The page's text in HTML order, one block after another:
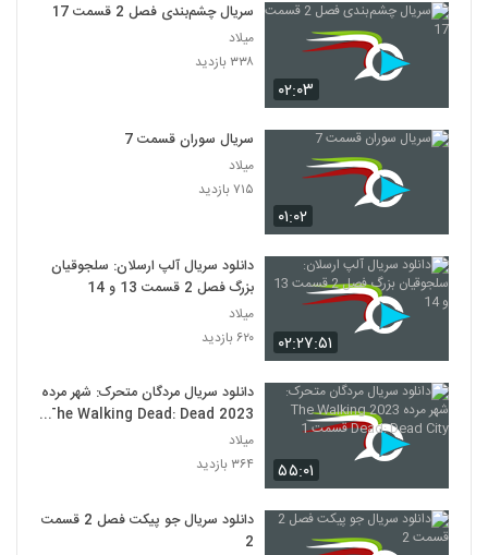
۰۲:۰۳
سریال چشم‌بندی فصل 2 قسمت 17
میلاد
۳۳۸ بازدید
۰۱:۰۲
سریال سوران قسمت 7
میلاد
۷۱۵ بازدید
۰۲:۲۷:۵۱
دانلود سریال آلپ ارسلان: سلجوقیان
بزرگ فصل 2 قسمت 13 و 14
میلاد
۶۲۰ بازدید
۵۵:۰۱
دانلود سریال مردگان متحرک: شهر مرده
2023 The Walking Dead: Dead
City قسمت 1
میلاد
۳۶۴ بازدید
دانلود سریال جو پیکت فصل 2 قسمت
2